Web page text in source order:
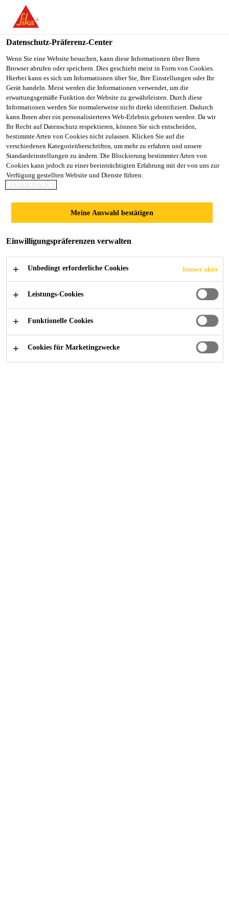
You are accessing "Sika Schweiz AG", it seems you are
accessing it from "Vereinigte Staaten". We have a dedicated
website for your country.
TO
SIKA
USA
STAY ON THE SIKA
SCHWEIZ AG WEBSITE
SELECT A
COUNTRY
Sika Schweiz AG
POLYURETHAN-
UND
HINTERFÜLLGI
ESSSYSTEME
Industry ... Polyurethane und Hinterfüllverguss-
Datenschutz-Präferenz-Center
Wenn Sie eine Website besuchen, kann diese Informationen über Ihren
Browser abrufen oder speichern. Dies geschieht meist in Form von Cookies.
Hierbei kann es sich um Informationen über Sie, Ihre Einstellungen oder Ihr
Gerät handeln. Meist werden die Informationen verwendet, um die
erwartungsgemäße Funktion der Website zu gewährleisten. Durch diese
Informationen werden Sie normalerweise nicht direkt identifiziert. Dadurch
kann Ihnen aber ein personalisierteres Web-Erlebnis geboten werden. Da wir
Ihr Recht auf Datenschutz respektieren, können Sie sich entscheiden,
bestimmte Arten von Cookies nicht zulassen. Klicken Sie auf die
verschiedenen Kategorieüberschriften, um mehr zu erfahren und unsere
Standardeinstellungen zu ändern. Die Blockierung bestimmter Arten von
Cookies kann jedoch zu einer beeinträchtigten Erfahrung mit der von uns zur
Verfügung gestellten Website und Dienste führen.
COOKIE POLICY
Meine Auswahl bestätigen
Einwilligungspräferenzen verwalten
Unbedingt erforderliche Cookies Immer aktiv
Leistungs-Cookies
Funktionelle Cookies
Cookies für Marketingzwecke